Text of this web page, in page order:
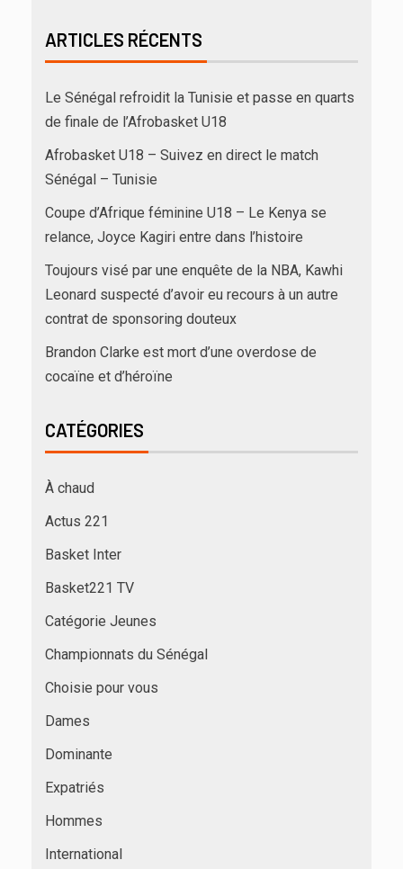
ARTICLES RÉCENTS
Le Sénégal refroidit la Tunisie et passe en quarts
de finale de l’Afrobasket U18
Afrobasket U18 – Suivez en direct le match
Sénégal – Tunisie
Coupe d’Afrique féminine U18 – Le Kenya se
relance, Joyce Kagiri entre dans l’histoire
Toujours visé par une enquête de la NBA, Kawhi
Leonard suspecté d’avoir eu recours à un autre
contrat de sponsoring douteux
Brandon Clarke est mort d’une overdose de
cocaïne et d’héroïne
CATÉGORIES
À chaud
Actus 221
Basket Inter
Basket221 TV
Catégorie Jeunes
Championnats du Sénégal
Choisie pour vous
Dames
Dominante
Expatriés
Hommes
International